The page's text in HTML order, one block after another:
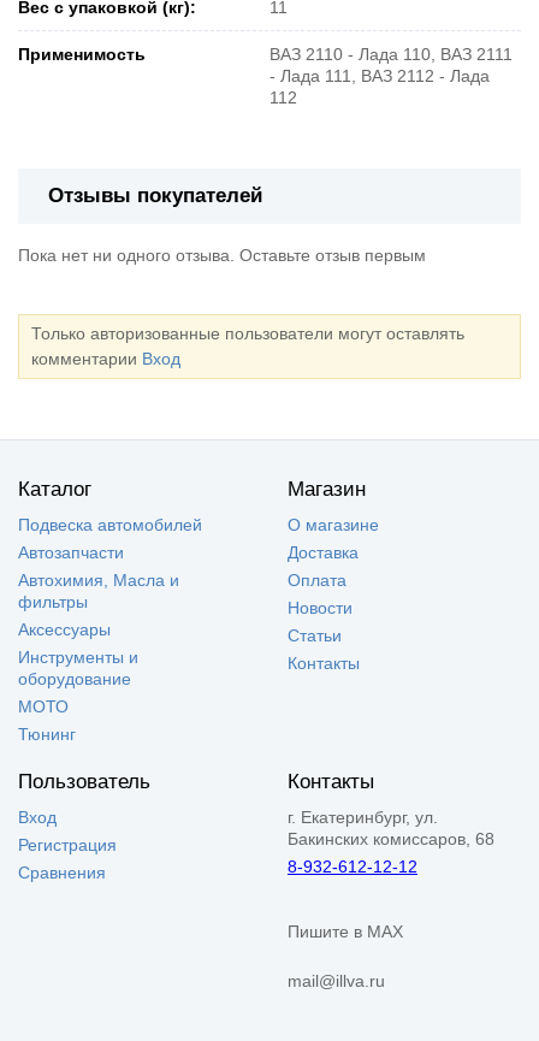
Вес с упаковкой (кг): 11
Применимость
ВАЗ 2110 - Лада 110, ВАЗ 2111
- Лада 111, ВАЗ 2112 - Лада
112
Отзывы покупателей
Пока нет ни одного отзыва. Оставьте отзыв первым
Только авторизованные пользователи могут оставлять
комментарии Вход
Каталог
Подвеска автомобилей
Автозапчасти
Автохимия, Масла и
фильтры
Аксессуары
Инструменты и
оборудование
МОТО
Тюнинг
Магазин
О магазине
Доставка
Оплата
Новости
Статьи
Контакты
Пользователь
Вход
Регистрация
Сравнения
Контакты
г. Екатеринбург, ул.
Бакинских комиссаров, 68
8-932-612-12-12
Пишите в MAX
mail@illva.ru